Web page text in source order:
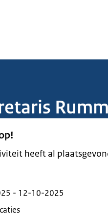
heeft al
- 12-10-2025